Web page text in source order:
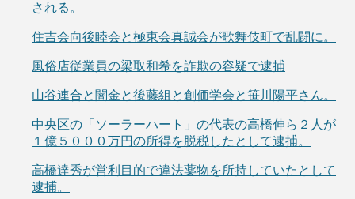
される。
住吉会向後睦会と極東会真誠会が歌舞伎町で乱闘に。
風俗店従業員の梁取和希を詐欺の容疑で逮捕
山谷連合と闇金と後藤組と創価学会と笹川陽平さん。
中央区の「ソーラーハート」の代表の高橋伸ら２人が
１億５０００万円の所得を脱税したとして逮捕。
高橋達秀が営利目的で違法薬物を所持していたとして
逮捕。